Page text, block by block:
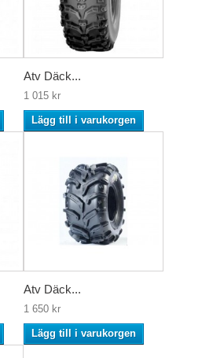
Atv Däck...
1 015 kr
Lägg till i varukorgen
Atv Däck...
1 650 kr
Lägg till i varukorgen